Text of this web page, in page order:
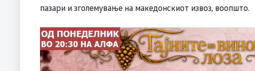
пазари и зголемување на македонскиот извоз, воопшто.